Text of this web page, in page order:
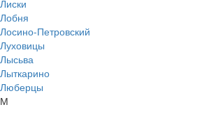
Лиски
Лобня
Лосино-Петровский
Луховицы
Лысьва
Лыткарино
Люберцы
М